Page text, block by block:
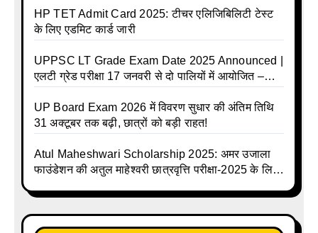
HP TET Admit Card 2025: टीचर एलिजिबिलिटी टेस्ट
के लिए एडमिट कार्ड जारी
UPPSC LT Grade Exam Date 2025 Announced |
एलटी ग्रेड परीक्षा 17 जनवरी से दो पालियों में आयोजित –
UP Board Exam 2026 में विवरण सुधार की अंतिम तिथि
31 अक्टूबर तक बढ़ी, छात्रों को बड़ी राहत!
Atul Maheshwari Scholarship 2025: अमर उजाला
फाउंडेशन की अतुल माहेश्वरी छात्रवृत्ति परीक्षा-2025 के लिए